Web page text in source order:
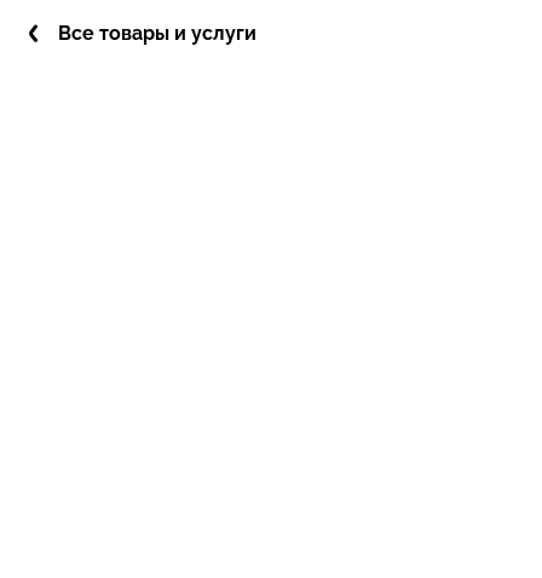
Все товары и услуги